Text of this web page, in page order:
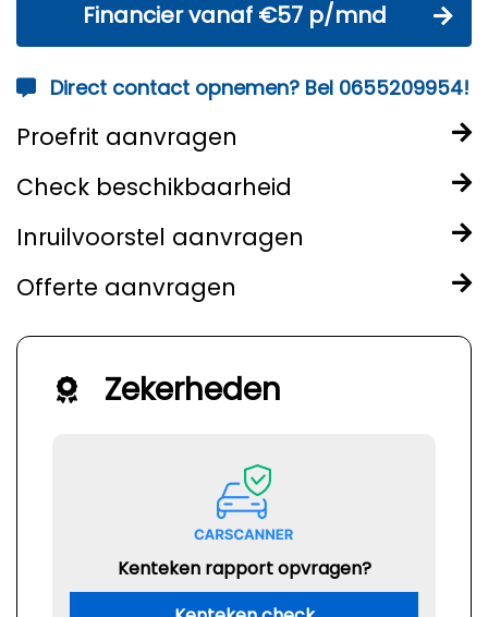
Financier vanaf €57 p/mnd
Direct contact opnemen? Bel 0655209954!
Proefrit aanvragen
Check beschikbaarheid
Inruilvoorstel aanvragen
Offerte aanvragen
Zekerheden
Kenteken rapport opvragen?